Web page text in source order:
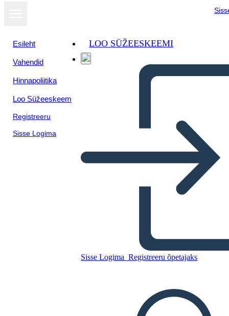
Esileht
Vahendid
Hinnapoliitika
Loo Süžeeskeem
Registreeru
Sisse Logima
LOO SÜŽEESKEEMI
Sisse Logima Registreeru õpetajaks
Untitled Storyboard
ESITA SLAIDIESITLUST
Kuva
slaidiseansina